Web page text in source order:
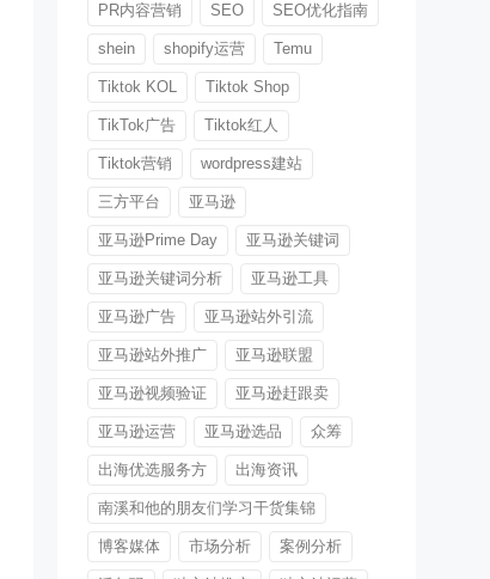
PR内容营销 SEO SEO优化指南
shein shopify运营 Temu
Tiktok KOL Tiktok Shop
TikTok广告 Tiktok红人
Tiktok营销 wordpress建站
三方平台 亚马逊
亚马逊Prime Day 亚马逊关键词
亚马逊关键词分析 亚马逊工具
亚马逊广告 亚马逊站外引流
亚马逊站外推广 亚马逊联盟
亚马逊视频验证 亚马逊赶跟卖
亚马逊运营 亚马逊选品 众筹
出海优选服务方 出海资讯
南溪和他的朋友们学习干货集锦
博客媒体 市场分析 案例分析